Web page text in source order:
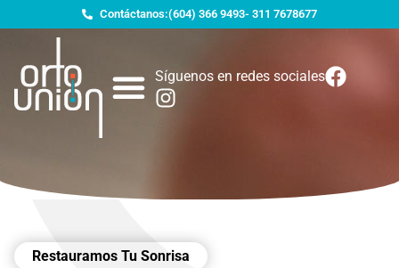
Contáctanos:(604) 366 9493- 311 7678677
Síguenos en redes sociales
Restauramos Tu Sonrisa